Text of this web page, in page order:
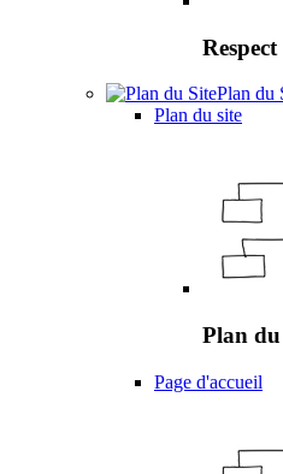
Plan du
Plan du site
Plan
Page d'accueil